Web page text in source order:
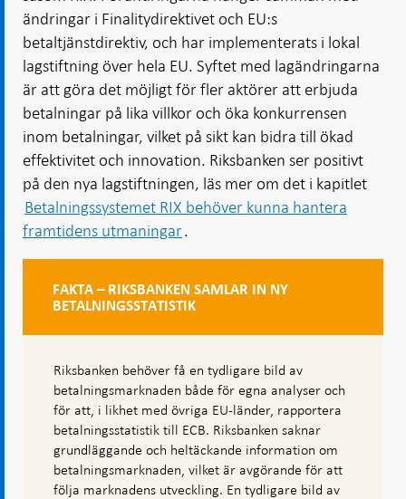
ändringar i Finalitydirektivet och EU:s
betaltjänstdirektiv, och har implementerats i lokal
lagstiftning över hela EU. Syftet med lagändringarna
är att göra det möjligt för fler aktörer att erbjuda
betalningar på lika villkor och öka konkurrensen
inom betalningar, vilket på sikt kan bidra till ökad
effektivitet och innovation. Riksbanken ser positivt
på den nya lagstiftningen, läs mer om det i kapitlet
Betalningssystemet RIX behöver kunna hantera
framtidens utmaningar.
FAKTA – RIKSBANKEN SAMLAR IN NY
BETALNINGSSTATISTIK
Riksbanken behöver få en tydligare bild av
betalningsmarknaden både för egna analyser och
för att, i likhet med övriga EU-länder, rapportera
betalningsstatistik till ECB. Riksbanken saknar
grundläggande och heltäckande information om
betalningsmarknaden, vilket är avgörande för att
följa marknadens utveckling. En tydligare bild av